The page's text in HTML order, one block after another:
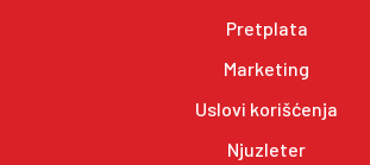
Pretplata
Marketing
Uslovi korišćenja
Njuzleter